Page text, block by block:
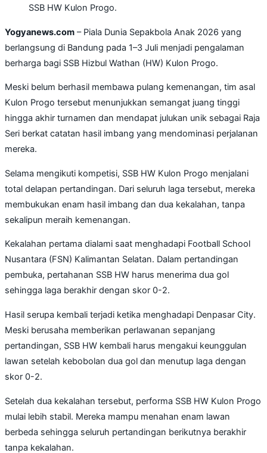
SSB HW Kulon Progo.
Yogyanews.com – Piala Dunia Sepakbola Anak 2026 yang
berlangsung di Bandung pada 1–3 Juli menjadi pengalaman
berharga bagi SSB Hizbul Wathan (HW) Kulon Progo.
Meski belum berhasil membawa pulang kemenangan, tim asal
Kulon Progo tersebut menunjukkan semangat juang tinggi
hingga akhir turnamen dan mendapat julukan unik sebagai Raja
Seri berkat catatan hasil imbang yang mendominasi perjalanan
mereka.
Selama mengikuti kompetisi, SSB HW Kulon Progo menjalani
total delapan pertandingan. Dari seluruh laga tersebut, mereka
membukukan enam hasil imbang dan dua kekalahan, tanpa
sekalipun meraih kemenangan.
Kekalahan pertama dialami saat menghadapi Football School
Nusantara (FSN) Kalimantan Selatan. Dalam pertandingan
pembuka, pertahanan SSB HW harus menerima dua gol
sehingga laga berakhir dengan skor 0-2.
Hasil serupa kembali terjadi ketika menghadapi Denpasar City.
Meski berusaha memberikan perlawanan sepanjang
pertandingan, SSB HW kembali harus mengakui keunggulan
lawan setelah kebobolan dua gol dan menutup laga dengan
skor 0-2.
Setelah dua kekalahan tersebut, performa SSB HW Kulon Progo
mulai lebih stabil. Mereka mampu menahan enam lawan
berbeda sehingga seluruh pertandingan berikutnya berakhir
tanpa kekalahan.